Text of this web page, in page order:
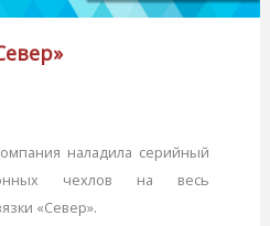
наладила серийный
чехлов на весь
«Север».